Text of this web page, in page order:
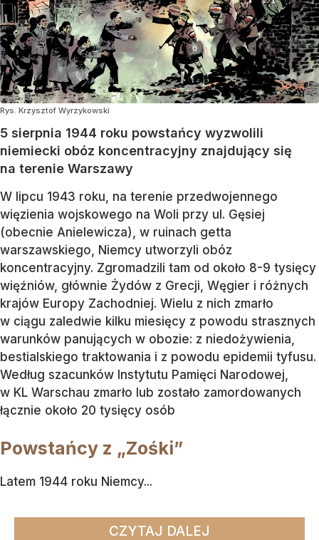
Rys. Krzysztof Wyrzykowski
5 sierpnia 1944 roku powstańcy wyzwolili
niemiecki obóz koncentracyjny znajdujący się
na terenie Warszawy
W lipcu 1943 roku, na terenie przedwojennego
więzienia wojskowego na Woli przy ul. Gęsiej
(obecnie Anielewicza), w ruinach getta
warszawskiego, Niemcy utworzyli obóz
koncentracyjny. Zgromadzili tam od około 8-9 tysięcy
więźniów, głównie Żydów z Grecji, Węgier i różnych
krajów Europy Zachodniej. Wielu z nich zmarło
w ciągu zaledwie kilku miesięcy z powodu strasznych
warunków panujących w obozie: z niedożywienia,
bestialskiego traktowania i z powodu epidemii tyfusu.
Według szacunków Instytutu Pamięci Narodowej,
w KL Warschau zmarło lub zostało zamordowanych
łącznie około 20 tysięcy osób
Powstańcy z „Zośki”
Latem 1944 roku Niemcy...
CZYTAJ DALEJ